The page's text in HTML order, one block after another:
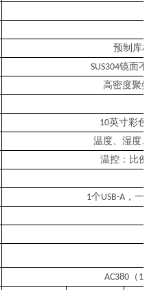
预制库板
SUS304镜面不锈
高密度聚氨
10英寸彩色触
温度、湿度、
温控：比例
1个USB-A ，一个
AC380（ 1